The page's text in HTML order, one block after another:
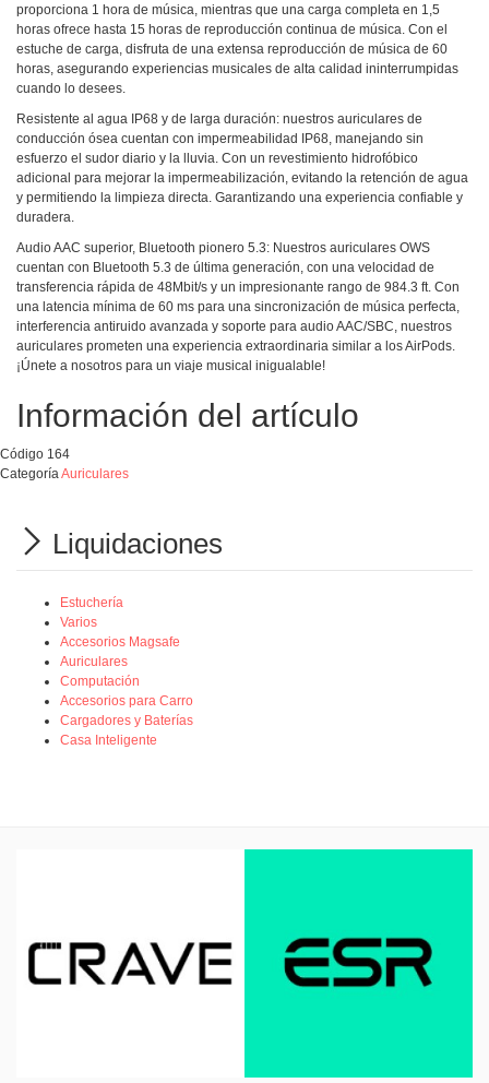
proporciona 1 hora de música, mientras que una carga completa en 1,5
horas ofrece hasta 15 horas de reproducción continua de música. Con el
estuche de carga, disfruta de una extensa reproducción de música de 60
horas, asegurando experiencias musicales de alta calidad ininterrumpidas
cuando lo desees.
Resistente al agua IP68 y de larga duración: nuestros auriculares de
conducción ósea cuentan con impermeabilidad IP68, manejando sin
esfuerzo el sudor diario y la lluvia. Con un revestimiento hidrofóbico
adicional para mejorar la impermeabilización, evitando la retención de agua
y permitiendo la limpieza directa. Garantizando una experiencia confiable y
duradera.
Audio AAC superior, Bluetooth pionero 5.3: Nuestros auriculares OWS
cuentan con Bluetooth 5.3 de última generación, con una velocidad de
transferencia rápida de 48Mbit/s y un impresionante rango de 984.3 ft. Con
una latencia mínima de 60 ms para una sincronización de música perfecta,
interferencia antiruido avanzada y soporte para audio AAC/SBC, nuestros
auriculares prometen una experiencia extraordinaria similar a los AirPods.
¡Únete a nosotros para un viaje musical inigualable!
Información del artículo
Código 164
Categoría Auriculares
Liquidaciones
Estuchería
Varios
Accesorios Magsafe
Auriculares
Computación
Accesorios para Carro
Cargadores y Baterías
Casa Inteligente